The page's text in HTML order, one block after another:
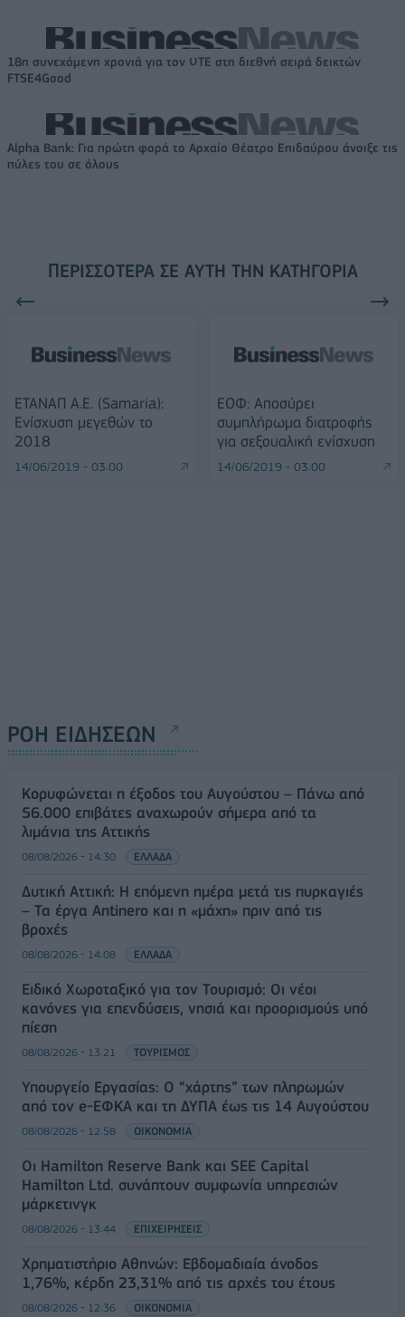
18η συνεχόμενη χρονιά για τον ΟΤΕ στη διεθνή σειρά δεικτών
FTSE4Good
Alpha Bank: Για πρώτη φορά το Αρχαίο Θέατρο Επιδαύρου άνοιξε τις
πύλες του σε όλους
ΠΕΡΙΣΣΌΤΕΡΑ ΣΕ ΑΥΤΉ ΤΗΝ ΚΑΤΗΓΟΡΊΑ
ΕΤΑΝΑΠ Α.Ε. (Samaria):
Ενίσχυση μεγεθών το
2018
14/06/2019 - 03:00
ΕΟΦ: Αποσύρει
συμπλήρωμα διατροφής
για σεξουαλική ενίσχυση
14/06/2019 - 03:00
ΡΟΗ ΕΙΔΗΣΕΩΝ
Κορυφώνεται η έξοδος του Αυγούστου – Πάνω από
56.000 επιβάτες αναχωρούν σήμερα από τα
λιμάνια της Αττικής
08/08/2026 - 14:30 ΕΛΛΑΔΑ
Δυτική Αττική: Η επόμενη ημέρα μετά τις πυρκαγιές
– Τα έργα Antinero και η «μάχη» πριν από τις
βροχές
08/08/2026 - 14:08 ΕΛΛΑΔΑ
Ειδικό Χωροταξικό για τον Τουρισμό: Οι νέοι
κανόνες για επενδύσεις, νησιά και προορισμούς υπό
πίεση
08/08/2026 - 13:21 ΤΟΥΡΙΣΜΟΣ
Υπουργείο Εργασίας: Ο “χάρτης” των πληρωμών
από τον e-ΕΦΚΑ και τη ΔΥΠΑ έως τις 14 Αυγούστου
08/08/2026 - 12:58 ΟΙΚΟΝΟΜΙΑ
Οι Hamilton Reserve Bank και SEE Capital
Hamilton Ltd. συνάπτουν συμφωνία υπηρεσιών
μάρκετινγκ
08/08/2026 - 13:44 ΕΠΙΧΕΙΡΗΣΕΙΣ
Χρηματιστήριο Αθηνών: Εβδομαδιαία άνοδος
1,76%, κέρδη 23,31% από τις αρχές του έτους
08/08/2026 - 12:36 ΟΙΚΟΝΟΜΙΑ